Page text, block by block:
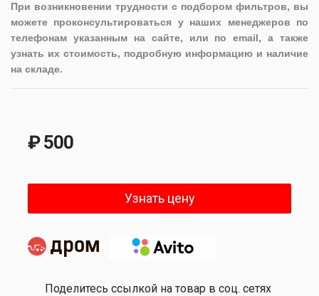
При возникновении трудности с подбором фильтров, вы
можете проконсультироваться у наших менеджеров по
телефонам указанным на сайте, или по email, а также
узнать их стоимость, подробную информацию и наличие
на складе.
₽ 500
Узнать цену
Поделитесь ссылкой на товар в соц. сетях